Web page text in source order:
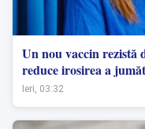
Un nou vaccin rezistă
reduce irosirea a
Ieri, 03:32